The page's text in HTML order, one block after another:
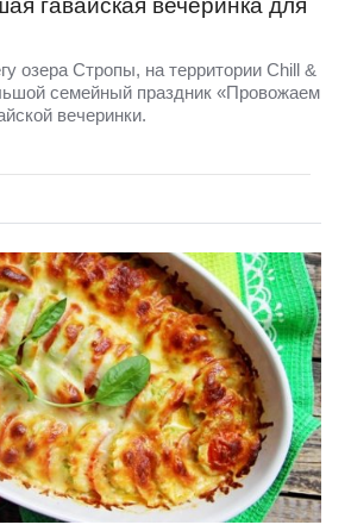
гавайская вечеринка для
озера Стропы, на территории Chill &
семейный праздник «Провожаем
вечеринки.